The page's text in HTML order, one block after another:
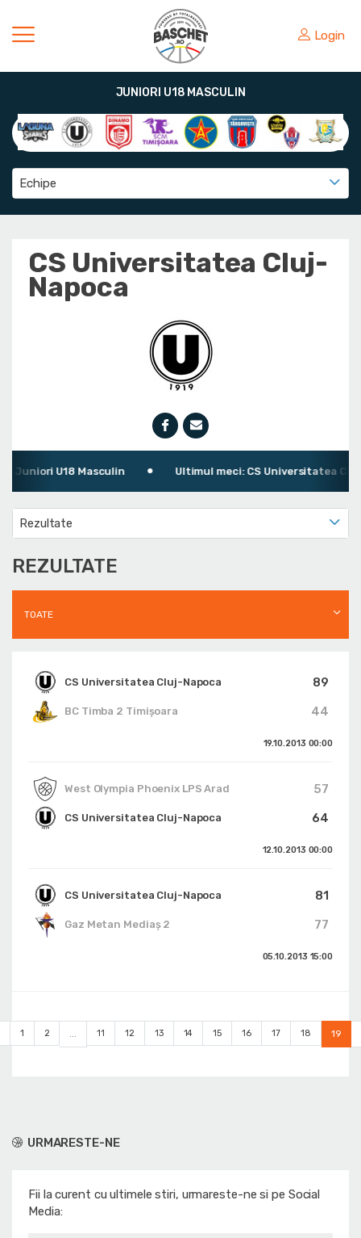
Login
JUNIORI U18 MASCULIN
Echipe
CS Universitatea Cluj-
Napoca
U18 Masculin Ultimul meci: CS Universitatea Cluj-
Rezultate
REZULTATE
TOATE
CS Universitatea Cluj-Napoca
89
44
BC Timba 2 Timișoara
19.10.2013 00:00
West Olympia Phoenix LPS Arad
57
64
CS Universitatea Cluj-Napoca
12.10.2013 00:00
CS Universitatea Cluj-Napoca
81
77
Gaz Metan Mediaş 2
05.10.2013 15:00
1 2 ... 11 12 13 14 15 16 17 18 19
URMARESTE-NE
Fii la curent cu ultimele stiri, urmareste-ne si pe Social
Media: